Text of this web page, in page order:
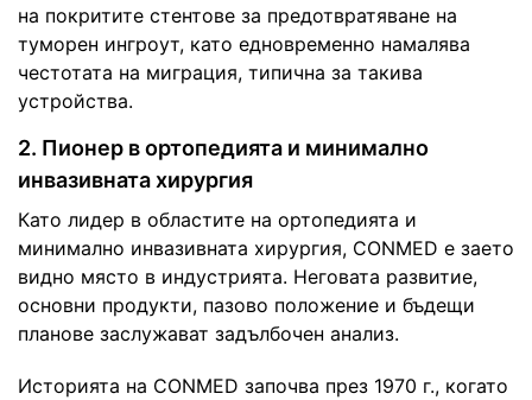
на покритите стентове за предотвратяване на
туморен ингроут, като едновременно намалява
честотата на миграция, типична за такива
устройства.
2. Пионер в ортопедията и минимално
инвазивната хирургия
Като лидер в областите на ортопедията и
минимално инвазивната хирургия, CONMED е заето
видно място в индустрията. Неговата развитие,
основни продукти, пазово положение и бъдещи
планове заслужават задълбочен анализ.
Историята на CONMED започва през 1970 г., когато